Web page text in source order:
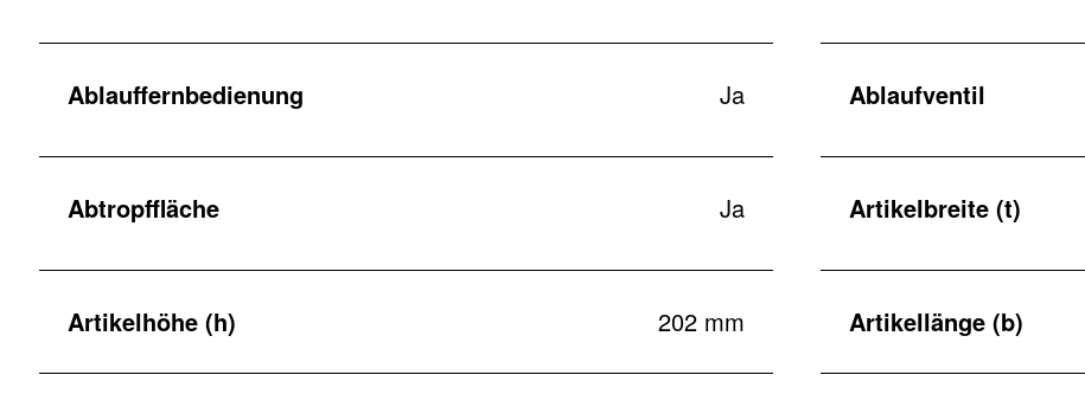
Ablauffernbedienung Ja Ablaufventil
Abtropffläche Ja Artikelbreite (t)
Artikelhöhe (h) 202 mm Artikellänge (b)